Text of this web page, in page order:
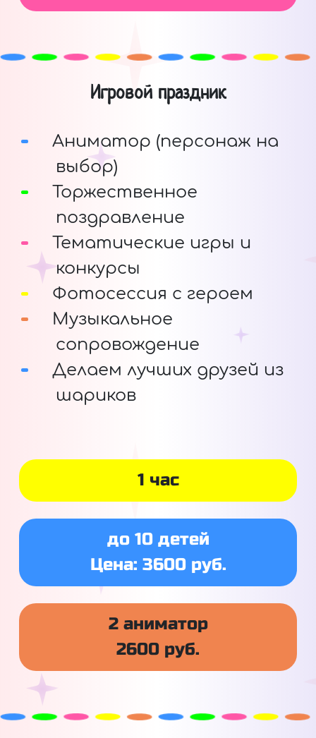
Игровой праздник
Аниматор (персонаж на
выбор)
Торжественное
поздравление
Тематические игры и
конкурсы
Фотосессия с героем
Музыкальное
сопровождение
Делаем лучших друзей из
шариков
1 час
до 10 детей
Цена: 3600 руб.
2 аниматор
2600 руб.